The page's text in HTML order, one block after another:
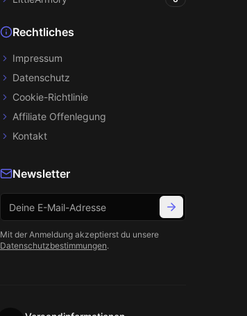
Rechtliches
Impressum
Datenschutz
Cookie-Richtlinie
Affiliate Offenlegung
Kontakt
Newsletter
Mit der Anmeldung akzeptierst du unsere
Datenschutzbestimmungen.